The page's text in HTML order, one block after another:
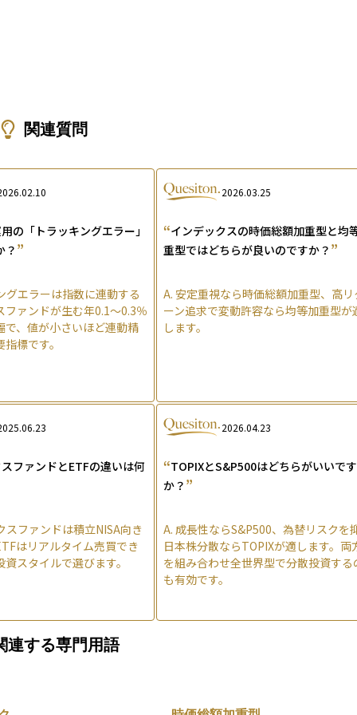
関連質問
の「トラッキングエラー」
？ ”
グエラーは指数に連動する
ファンドが生む年0.1〜0.3％
で、値が小さいほど連動精
標です。
2026.03.25
“インデックスの時価総額加重型と均
重型ではどちらが良いのですか？ ”
A.安定重視なら時価総額加重型、高リ
ーン追求で変動許容なら均等加重型が
します。
ファンドとETFの違いは何
スファンドは積立NISA向き
はリアルタイム売買でき
スタイルで選びます。
2026.04.23
“TOPIXとS&P500はどちらがいいです
か？ ”
A. 成長性ならS&P500、為替リスクを
日本株分散ならTOPIXが適します。両
を組み合わせ全世界型で分散投資する
も有効です。
連する専門用語